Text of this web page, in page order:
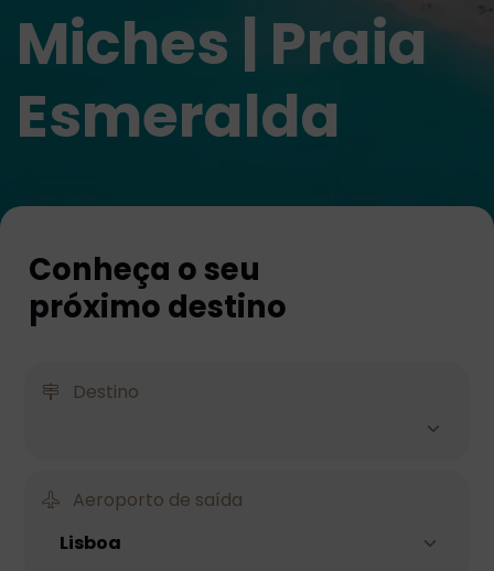
Miches | Praia
Esmeralda
Conheça o seu
próximo destino
Destino
Aeroporto de saída